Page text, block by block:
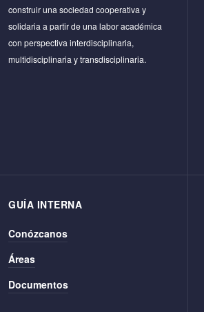
construir una sociedad cooperativa y
solidaria a partir de una labor académica
con perspectiva interdisciplinaria,
multidisciplinaria y transdisciplinaria.
GUÍA INTERNA
Conózcanos
Áreas
Documentos